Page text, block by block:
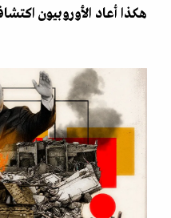
هكذا أعاد الأوروبيون